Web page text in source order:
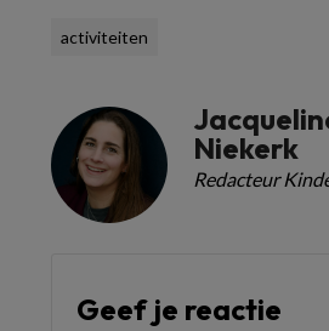
activiteiten
Niekerk
Redacteur
Geef je reactie